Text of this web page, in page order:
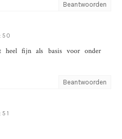
Beantwoorden
heel fijn als basis voor onder
Beantwoorden